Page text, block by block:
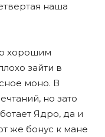
наша
хорошим
зайти в
моно. В
но зато
Ядро, да и
же бонус к мане